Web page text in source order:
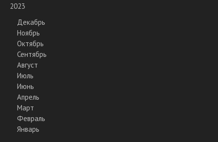
2023
Декабрь
Ноябрь
Октябрь
Сентябрь
Август
Июль
Июнь
Апрель
Март
Февраль
Январь